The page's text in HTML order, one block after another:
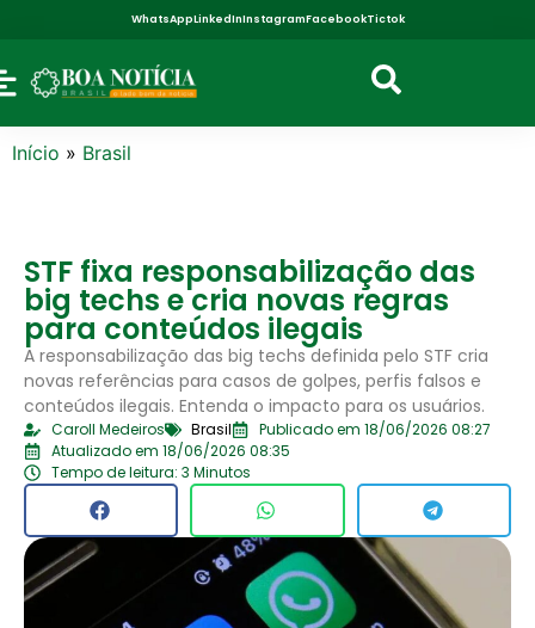
WhatsAppLinkedInInstagramFacebookTictok
Início » Brasil
STF fixa responsabilização das
big techs e cria novas regras
para conteúdos ilegais
A responsabilização das big techs definida pelo STF cria
novas referências para casos de golpes, perfis falsos e
conteúdos ilegais. Entenda o impacto para os usuários.
Caroll Medeiros Brasil
Publicado em 18/06/2026 08:27
Atualizado em 18/06/2026 08:35
Tempo de leitura: 3 Minutos